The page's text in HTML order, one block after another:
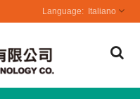
Italiano